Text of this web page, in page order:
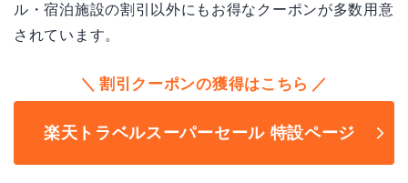
ル・宿泊施設の割引以外にもお得なクーポンが多数用意
されています。
割引クーポンの獲得はこちら
楽天トラベルスーパーセール 特設ページ